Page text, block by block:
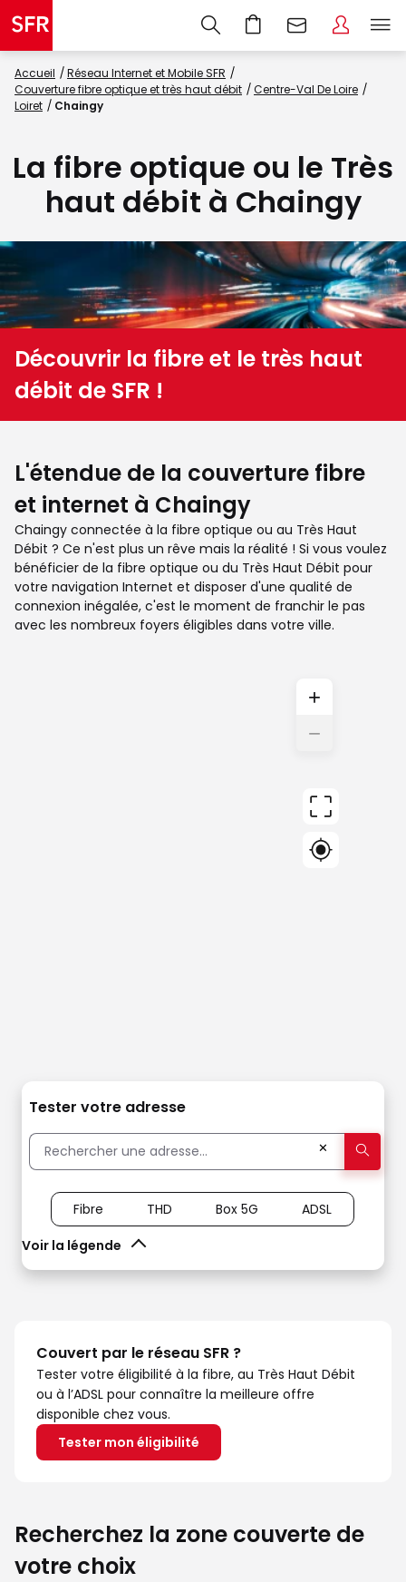
Accueil
Réseau Internet et Mobile SFR
Couverture fibre optique et très haut débit
Centre-Val De Loire
Loiret
Chaingy
La fibre optique ou le Très
haut débit à Chaingy
Découvrir la fibre et le très haut
débit de SFR !
L'étendue de la couverture fibre
et internet à Chaingy
Chaingy connectée à la fibre optique ou au Très Haut
Débit ? Ce n'est plus un rêve mais la réalité ! Si vous voulez
bénéficier de la fibre optique ou du Très Haut Débit pour
votre navigation Internet et disposer d'une qualité de
connexion inégalée, c'est le moment de franchir le pas
avec les nombreux foyers éligibles dans votre ville.
+
−
Tester votre adresse
✕
Voir la légende
Fibre THD Box 5G ADSL
Couvert par le réseau SFR ?
Tester votre éligibilité à la fibre, au Très Haut Débit
ou à l’ADSL pour connaître la meilleure offre
disponible chez vous.
Tester mon éligibilité
Recherchez la zone couverte de
votre choix